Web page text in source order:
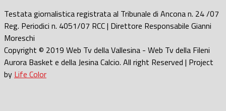
Testata giornalistica registrata al Tribunale di Ancona n. 24 /07
Reg. Periodici n. 4051/07 RCC | Direttore Responsabile Gianni
Moreschi
Copyright © 2019 Web Tv della Vallesina - Web Tv della Fileni
Aurora Basket e della Jesina Calcio. All right Reserved | Project
by Life Color